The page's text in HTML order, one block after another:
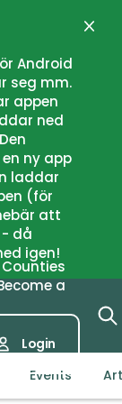
Android
seg mm.
appen
ned
ny app
laddar
(för
att
- då
igen!
Close
Counties
a
Login
Events